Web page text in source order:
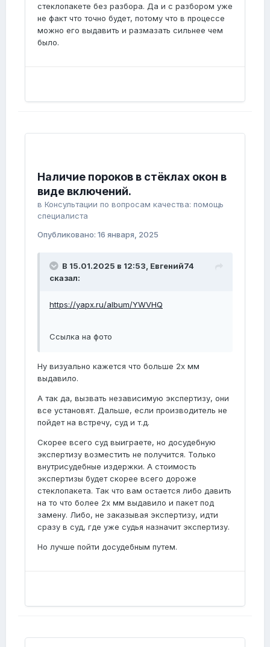
стеклопакете без разбора. Да и с разбором уже
не факт что точно будет, потому что в процессе
можно его выдавить и размазать сильнее чем
было.
Наличие пороков в стёклах окон в
виде включений.
в Консультации по вопросам качества: помощь
специалиста
Опубликовано: 16 января, 2025
В 15.01.2025 в 12:53, Евгений74
сказал:
https://yapx.ru/album/YWVHQ
Ссылка на фото
Ну визуально кажется что больше 2х мм
выдавило.
А так да, вызвать независимую экспертизу, они
все установят. Дальше, если производитель не
пойдет на встречу, суд и т.д.
Скорее всего суд выиграете, но досудебную
экспертизу возместить не получится. Только
внутрисудебные издержки. А стоимость
экспертизы будет скорее всего дороже
стеклопакета. Так что вам остается либо давить
на то что более 2х мм выдавило и пакет под
замену. Либо, не заказывая экспертизу, идти
сразу в суд, где уже судья назначит экспертизу.
Но лучше пойти досудебным путем.